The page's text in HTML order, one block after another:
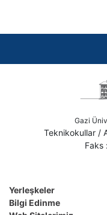
Gazi
Teknikokullar /
Faks
Yerleşkeler
Bilgi Edinme